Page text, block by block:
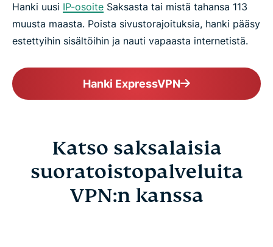
Hanki uusi IP-osoite Saksasta tai mistä tahansa 113
muusta maasta. Poista sivustorajoituksia, hanki pääsy
estettyihin sisältöihin ja nauti vapaasta internetistä.
Hanki ExpressVPN
Katso saksalaisia
suoratoistopalveluita
VPN:n kanssa